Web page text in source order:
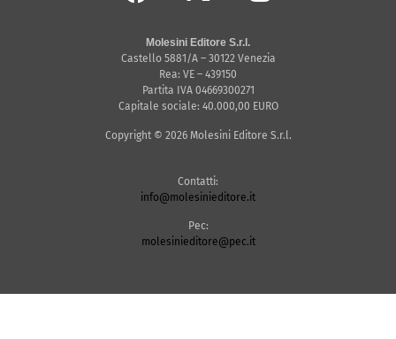
Molesini Editore S.r.l.
Castello 5881/A – 30122 Venezia
Rea: VE – 439150
Partita IVA 04669300271
Capitale sociale: 40.000,00 EURO
Copyright © 2026 Molesini Editore S.r.l.
Contatti:
info@molesinieditore.it
Pec:
molesinieditore@pec.it